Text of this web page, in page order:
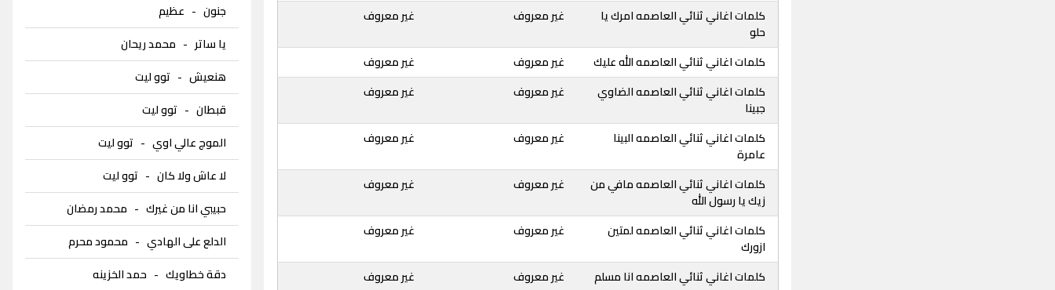
كلمات اغاني ثنائي العاصمه امرك يا
حلو
غير معروف غير معروف
كلمات اغاني ثنائي العاصمه الله عليك غير معروف
غير معروف
كلمات اغاني ثنائي العاصمه الضاوي
جبينا
غير معروف غير معروف
كلمات اغاني ثنائي العاصمه البينا
عامرة
غير معروف غير معروف
كلمات اغاني ثنائي العاصمه مافي من
زيك يا رسول الله
غير معروف غير معروف
كلمات اغاني ثنائي العاصمه لمتين
ازورك
غير معروف غير معروف
كلمات اغاني ثنائي العاصمه انا مسلم غير معروف غير معروف
جنون- عظيم
يا ساتر - محمد ريحان
هنعيش- توو ليت
قبطان- توو ليت
الموج عالي اوي- توو ليت
لا عاش ولا كان- توو ليت
حبيبي انا من غيرك- محمد رمضان
الدلع على الهادي- محمود محرم
دقة خطاويك- حمد الخزينه